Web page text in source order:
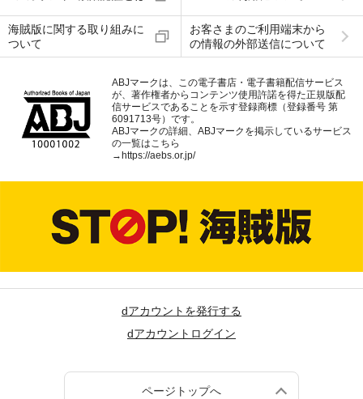
海賊版に関する取り組みに
ついて
お客さまのご利用端末から
の情報の外部送信について
ABJマークは、この電子書店・電子書籍配信サービス
が、著作権者からコンテンツ使用許諾を得た正規版配
信サービスであることを示す登録商標（登録番号 第
6091713号）です。
ABJマークの詳細、ABJマークを掲示しているサービス
の一覧はこちら
→ https://aebs.or.jp/
dアカウントを発行する
dアカウントログイン
ページトップへ